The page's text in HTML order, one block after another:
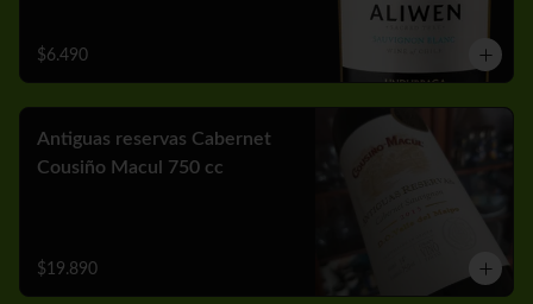
$6.490
Antiguas reservas Cabernet
Cousiño Macul 750 cc
$19.890